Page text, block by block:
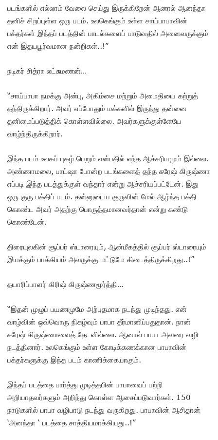
படங்களில் எல்லாம் வேலை செய்து இருக்கிறேன் ஆனால் ஆனந்தா
தனிச் சிறப்புள்ள ஒரு படம். உலகெங்கும் உள்ள சாய்பாபாவின்
பக்தர்கள் இந்தப் படத்தின் பாடல்களைப் பாடுவதில் அனைவருக்கும்
என் இதயபூர்வமான நன்றிகள்..!”
நடிகர் சித்ரா லட்சுமணன்…
“சாய்பாபா நமக்கு அன்பு, அகிம்சை மற்றும் அமைதியை கற்றுத்
தந்திருக்கிறார். அவர் எப்போதும் மக்களில் இருந்து தன்னை
தனிமைப்படுத்திக் கொள்ளவில்லை. அவர்களுக்குள்ளேயே
வாழ்ந்திருக்கிறார்.
இந்த படம் உலகப் புகழ் பெறும் என்பதில் எந்த ஆச்சரியமும் இல்லை.
அண்ணாமலை, பாட்ஷா போன்ற படங்களைத் தந்த சுரேஷ் கிருஷ்ணா
எப்படி இந்த படத்துக்குள் வந்தார் என்று ஆச்சரியப்பட்டேன். இது
ஒரு குரு பக்திப் படம். தன்னுடைய குருவின் மேல் ஆழ்ந்த பக்தி
கொண்ட அவர் அதற்கு பொருத்தமானவர்தான் என்று கண்டு
கொண்டேன்.
திரையுலகின் சூப்பர் ஸ்டாரையும், ஆன்மீகத்தில் சூப்பர் ஸ்டாரையும்
இயக்கும் பாக்கியம் அவருக்கு மட்டுமே கிடைத்திருக்கிறது..!”
தயாரிப்பாளர் கிரிஷ் கிருஷ்ணமூர்த்தி…
“இதன் முழுப் பயணமுமே அற்புதமாக நடந்து முடிந்தது. என்
வாழ்வின் ஒவ்வொரு நிகழ்வும் பாபா தீர்மானிப்பதுதான். நான்
சுரேஷ் கிருஷ்ணாவைத் தேடவில்லை. ஆனால் பாபா அவரை வழி
நடத்தினார். உலகெங்கும் உள்ள கோடிக்கணக்கான பாபாவின்
பக்தர்களுக்கு இந்த படம் காணிக்கையாகும்.
இந்தப் படத்தை பார்த்து முடித்தபின் பாபாவைப் பற்றி
அறியாதவர்களும் அறிந்து கொள்ள ஆசைப்படுவார்கள். 150
நாடுகளில் பாபா வழிபாடு நடந்து வருகிறது. பாபாவின் ஆசிதான்
‘அனந்தா ‘ படத்தை சாத்தியமாக்கியது..!”